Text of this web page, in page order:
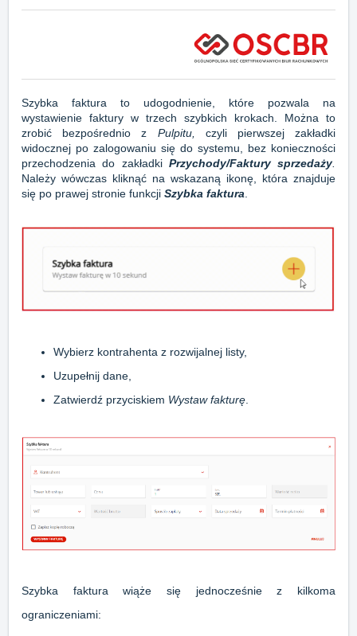
Szybka faktura to udogodnienie, które pozwala na
wystawienie faktury w trzech szybkich krokach. Można to
zrobić bezpośrednio z Pulpitu,
czyli pierwszej zakładki
widocznej po zalogowaniu się do systemu, bez konieczności
przechodzenia do zakładki Przychody/Faktury sprzedaży.
Należy wówczas kliknąć na wskazaną ikonę, która znajduje
się po prawej stronie funkcji Szybka faktura.
Wybierz kontrahenta z rozwijalnej listy,
Uzupełnij dane,
Zatwierdź przyciskiem Wystaw fakturę
Szybka faktura wiąże się jednocześnie z kilkoma
ograniczeniami: